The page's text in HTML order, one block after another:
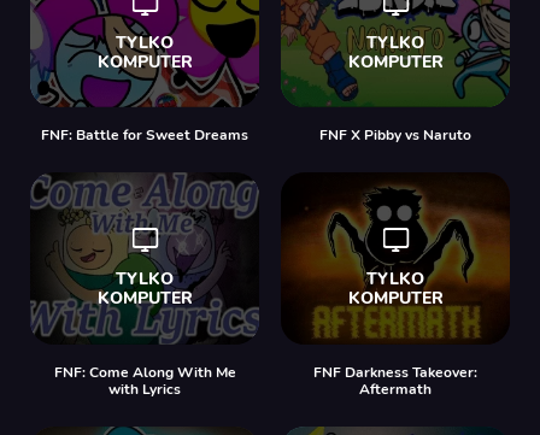
FNF: Battle for Sweet Dreams FNF X Pibby vs Naruto
FNF: Come Along With Me
with Lyrics
FNF Darkness Takeover:
Aftermath